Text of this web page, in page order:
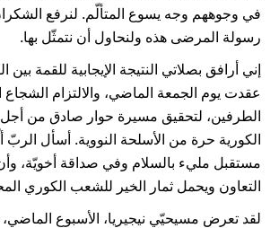
في وجوههم وجه يسوع المتألّم. لنرفع
رسولة المرضى هذه ولنحاول أن نتمثّل بها.
إني أرافق بصلاتي النتيجة الإيجابية للقمة بين
عقدت يوم الجمعة الماضي، والالتزام الشجاع
الطرفين، لتحقيق مسيرة حوار صادق من أجل
الكورية حرة من الأسلحة النووية. أسأل الربّ
مستقبل مليء بالسلام وفي صداقة أخويّة،
التعاون ويحمل ثمار الخير للشعب الكوري
لقد تعرض مسيحيّي نيجيريا، الأسبوع